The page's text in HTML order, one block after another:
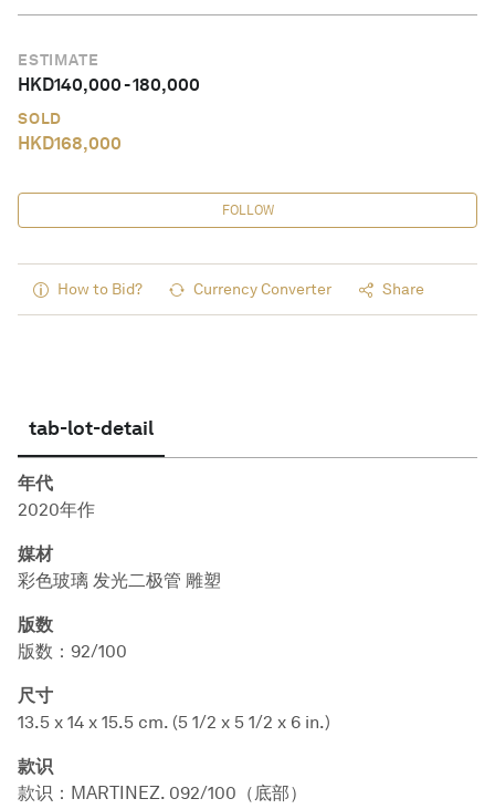
ESTIMATE
HKD140,000-180,000
SOLD
HKD168,000
FOLLOW
How to Bid? Currency Converter Share
tab-lot-detail
年代
2020年作
媒材
彩色玻璃 发光二极管 雕塑
版数
版数：92/100
尺寸
13.5 x 14 x 15.5 cm. (5 1/2 x 5 1/2 x 6 in.)
款识
款识：MARTINEZ. 092/100（底部）